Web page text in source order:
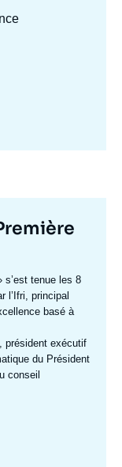
s’est tenue les 8
l’Ifri, principal
basé à
, président exécutif
du Président
conseil